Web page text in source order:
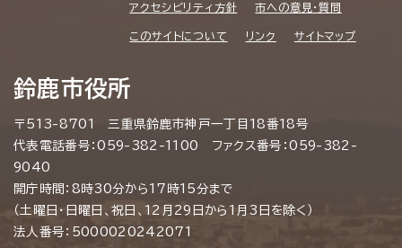
アクセシビリティ方針 市への意見・質問
このサイトについて リンク サイトマップ
鈴鹿市役所
〒513-8701 三重県鈴鹿市神戸一丁目18番18号
代表電話番号：059-382-1100 ファクス番号：059-382-
9040
開庁時間：8時30分から17時15分まで
（土曜日・日曜日、祝日、12月29日から1月3日を除く）
法人番号：5000020242071